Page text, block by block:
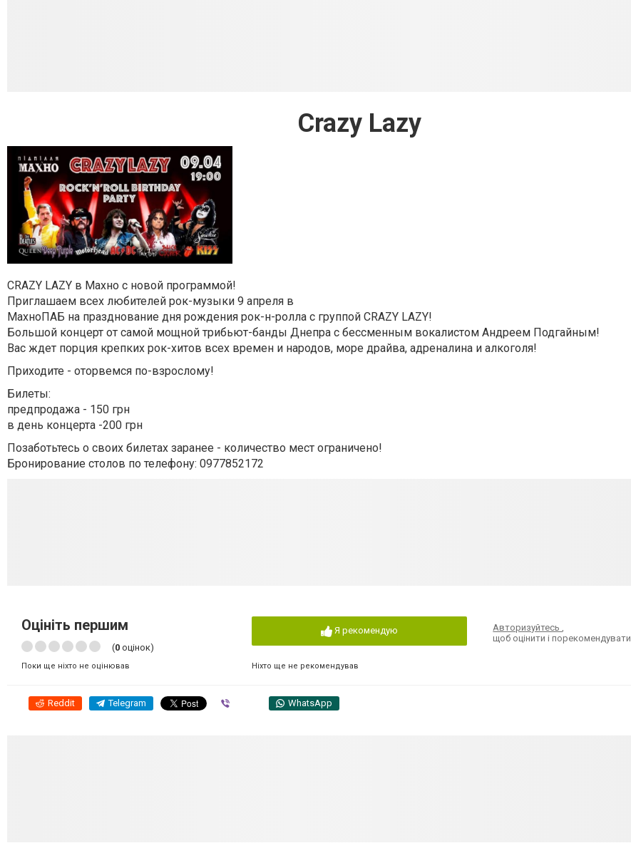
Crazy Lazy
CRAZY LAZY в Махно с новой программой!
Приглашаем всех любителей рок-музыки 9 апреля в
МахноПАБ на празднование дня рождения рок-н-ролла с группой CRAZY LAZY!
Большой концерт от самой мощной трибьют-банды Днепра с бессменным вокалистом Андреем Подгайным!
Вас ждет порция крепких рок-хитов всех времен и народов, море драйва, адреналина и алкоголя!
Приходите - оторвемся по-взрослому!
Билеты:
предпродажа - 150 грн
в день концерта -200 грн
Позаботьтесь о своих билетах заранее - количество мест ограничено!
Бронирование столов по телефону: 0977852172
Оцініть першим
(0 оцінок)
Поки ще ніхто не оцінював
Я рекомендую
Ніхто ще не рекомендував
Авторизуйтесь,
щоб оцінити і порекомендувати
Reddit Telegram WhatsApp